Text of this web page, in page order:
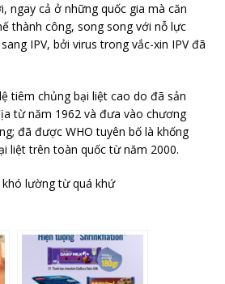
ngay cả ở những quốc gia mà căn
thành công, song song với nỗ lực
IPV, bởi virus trong vắc-xin IPV đã
tiêm chủng bại liệt cao do đã sản
từ năm 1962 và đưa vào chương
đã được WHO tuyên bố là khống
liệt trên toàn quốc từ năm 2000.
lường từ quá khứ